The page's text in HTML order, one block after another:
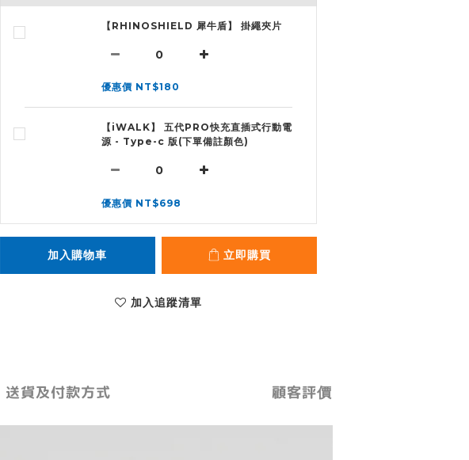
【RHINOSHIELD 犀牛盾】 掛繩夾片
優惠價 NT$180
【iWALK】 五代PRO快充直插式行動電
源 - Type-c 版(下單備註顏色)
優惠價 NT$698
加入購物車 立即購買
加入追蹤清單
送貨及付款方式 顧客評價